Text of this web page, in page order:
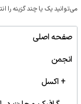
می‌توانید یک یا چند گزینه را
صفحه اصلی
انجمن
+ اکسل